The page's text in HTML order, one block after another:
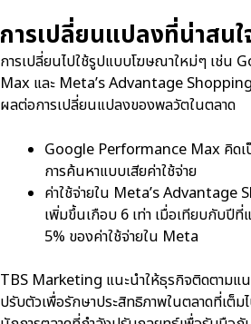
การเปลี่ยนแปลงที่น่าสนใ
การเปลี่ยนไปใช้รูปแบบโฆษณาใหม่ๆ เช่น
Max และ Meta’s Advantage
ผลต่อการเปลี่ยนแปลงของพลวัตในตลาด
Google Performance Max คิดเ
การค้นหาแบบเสียค่าใช้จ่าย
ค่าใช้จ่ายใน Meta’s
เพิ่มขึ้นเกือบ 6 เท่า เมื่อเทียบกับปี
5% ของค่าใช้จ่ายใน Meta
TBS Marketing แนะนำให้ธุรกิจติดตามแ
ปรับตัวเพื่อรักษาประสิทธิภาพในตลาดที่เต็ม